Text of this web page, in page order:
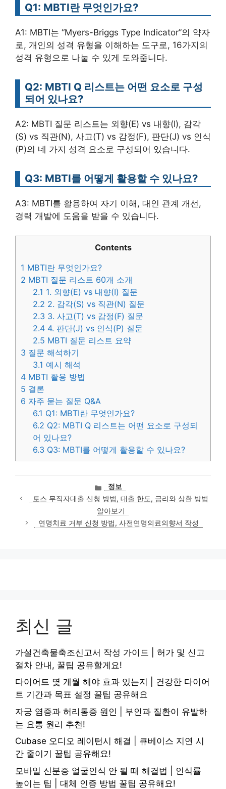
Q1: MBTI란 무엇인가요?
A1: MBTI는 “Myers-Briggs Type Indicator”의 약자
로, 개인의 성격 유형을 이해하는 도구로, 16가지의
성격 유형으로 나눌 수 있게 도와줍니다.
Q2: MBTI Q 리스트는 어떤 요소로 구성
되어 있나요?
A2: MBTI 질문 리스트는 외향(E) vs 내향(I), 감각
(S) vs 직관(N), 사고(T) vs 감정(F), 판단(J) vs 인식
(P)의 네 가지 성격 요소로 구성되어 있습니다.
Q3: MBTI를 어떻게 활용할 수 있나요?
A3: MBTI를 활용하여 자기 이해, 대인 관계 개선,
경력 개발에 도움을 받을 수 있습니다.
Contents
1 MBTI란 무엇인가요?
2 MBTI 질문 리스트 60개 소개
2.1 1. 외향(E) vs 내향(I) 질문
2.2 2. 감각(S) vs 직관(N) 질문
2.3 3. 사고(T) vs 감정(F) 질문
2.4 4. 판단(J) vs 인식(P) 질문
2.5 MBTI 질문 리스트 요약
3 질문 해석하기
3.1 예시 해석
4 MBTI 활용 방법
5 결론
6 자주 묻는 질문 Q&A
6.1 Q1: MBTI란 무엇인가요?
6.2 Q2: MBTI Q 리스트는 어떤 요소로 구성되
어 있나요?
6.3 Q3: MBTI를 어떻게 활용할 수 있나요?
카
테
고
리
정보
토스 무직자대출 신청 방법, 대출 한도, 금리와 상환 방법
알아보기
연명치료 거부 신청 방법, 사전연명의료의향서 작성
최신 글
가설건축물축조신고서 작성 가이드 | 허가 및 신고
절차 안내, 꿀팁 공유할게요!
다이어트 몇 개월 해야 효과 있는지 | 건강한 다이어
트 기간과 목표 설정 꿀팁 공유해요
자궁 염증과 허리통증 원인 | 부인과 질환이 유발하
는 요통 원리 추천!
Cubase 오디오 레이턴시 해결 | 큐베이스 지연 시
간 줄이기 꿀팁 공유해요!
모바일 신분증 얼굴인식 안 될 때 해결법 | 인식률
높이는 팁 | 대체 인증 방법 꿀팁 공유해요!